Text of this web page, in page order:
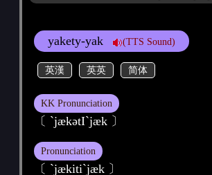
yakety-yak (TTS Sound)
英漢 英英 简体
KK Pronunciation
〔 `jækәtI`jæk 〕
Pronunciation
〔 ˋjækitiˋjæk 〕